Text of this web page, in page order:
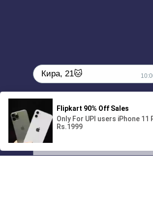
01/07
00:00
Кира, 21🐱
Поиграешь со мной? 💖🐾